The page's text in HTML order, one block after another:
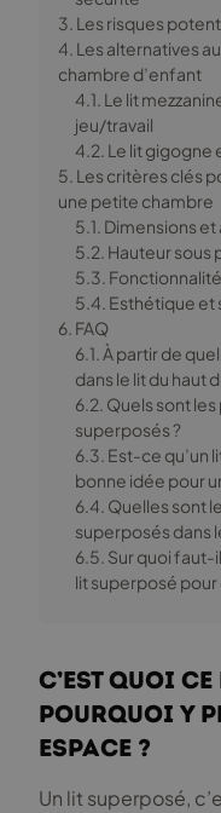
3. Les risques
4. Les alternatives
chambre d’enfant
4.1. Le lit
jeu/travail
4.2. Le lit
5. Les critères clés
une petite chambre
5.1. Dimensions
5.2. Hauteur sous
5.3.
5.4. Esthétique et
6. FAQ
6.1. À partir de
dans le lit du haut
6.2. Quels sont
superposés ?
6.3. Est-ce qu’un
bonne idée pour
6.4. Quelles sont
superposés dans
6.5. Sur quoi faut-
lit superposé pour
C’est quoi
pourquoi y
espace ?
Un lit superposé,